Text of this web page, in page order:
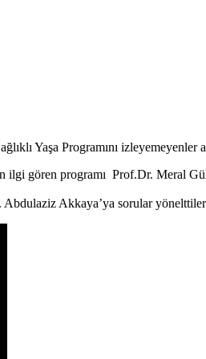
Yaşa Programını izleyemeyenler
ilgi gören programı Prof.Dr. Meral
Abdulaziz Akkaya’ya sorular